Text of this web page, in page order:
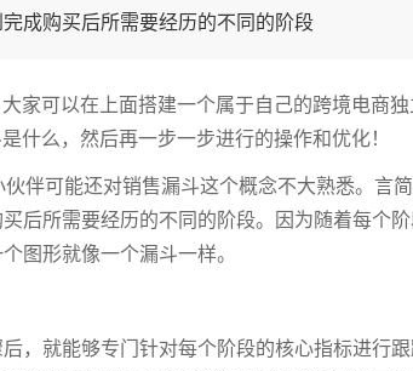
成购买后所需要经历的不同的阶段
家可以在上面搭建一个属于自己的跨境电商
什么，然后再一步一步进行的操作和优化！
伙伴可能还对销售漏斗这个概念不大熟悉。言
后所需要经历的不同的阶段。因为随着每个
图形就像一个漏斗一样。
，就能够专门针对每个阶段的核心指标进行